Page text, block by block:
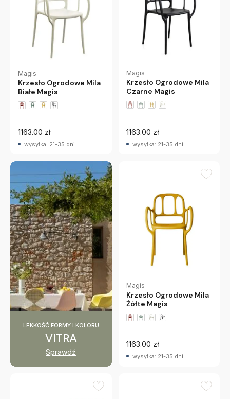
Magis
Krzesło Ogrodowe Mila
Białe Magis
1163.00 zł
wysyłka: 21-35 dni
Magis
Krzesło Ogrodowe Mila
Czarne Magis
1163.00 zł
wysyłka: 21-35 dni
LEKKOŚĆ FORMY I KOLORU
VITRA
Sprawdź
Magis
Krzesło Ogrodowe Mila
Żółte Magis
1163.00 zł
wysyłka: 21-35 dni